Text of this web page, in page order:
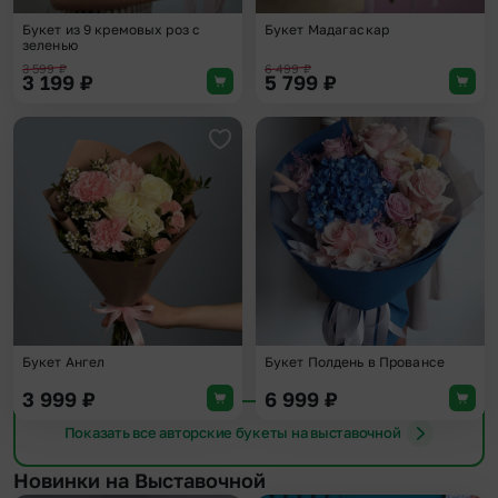
Букет из 9 кремовых роз с
зеленью
3 599₽
3 199 ₽
Букет Мадагаскар
6 499₽
5 799 ₽
Добавить в избранное
Букет Ангел
3 999 ₽
Букет Полдень в Провансе
6 999 ₽
Показать все авторские букеты на выставочной
Новинки на Выставочной